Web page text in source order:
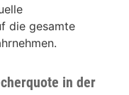
die gesamte
in der